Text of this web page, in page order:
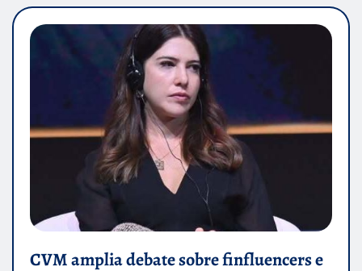
CVM amplia debate sobre finfluencers e